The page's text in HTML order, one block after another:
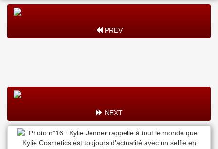
PREV
NEXT